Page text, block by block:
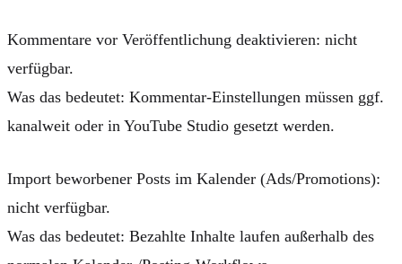
Kommentare vor Veröffentlichung deaktivieren: nicht
verfügbar.
Was das bedeutet: Kommentar-Einstellungen müssen ggf.
kanalweit oder in YouTube Studio gesetzt werden.
Import beworbener Posts im Kalender (Ads/Promotions):
nicht verfügbar.
Was das bedeutet: Bezahlte Inhalte laufen außerhalb des